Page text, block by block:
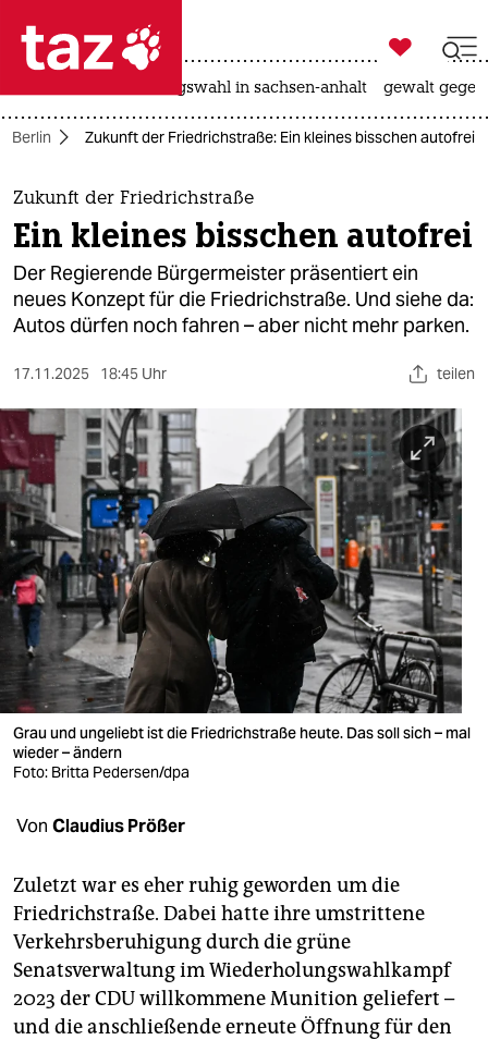
 taz zahl ich
taz zahl ich
themen
politik
öko
sport
berlin
nord
wahrheit
verlag
verlag
veranstaltungen
shop
abo
genossenschaft
epaper login

taz zahl ich
landtagswahl in sachsen-anhalt gewalt
Berlin Zukunft der Friedrichstraße: Ein kleines bisschen autofrei
Zukunft der Friedrichstraße
Ein kleines bisschen autofrei
Der Regierende Bürgermeister präsentiert ein
neues Konzept für die Friedrichstraße. Und siehe da:
Autos dürfen noch fahren – aber nicht mehr parken.
17.11.2025 18:45 Uhr teilen
Grau und ungeliebt ist die Friedrichstraße heute. Das soll sich – mal
wieder – ändern
Foto: Britta Pedersen/dpa
Von Claudius Prößer
Zuletzt war es eher ruhig geworden um die
Friedrichstraße. Dabei hatte ihre umstrittene
Verkehrsberuhigung durch die grüne
Senatsverwaltung im Wiederholungswahlkampf
2023 der CDU willkommene Munition geliefert –
und die anschließende erneute Öffnung für den